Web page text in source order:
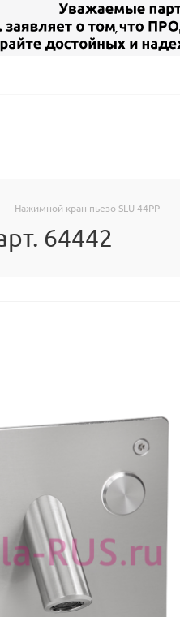
- Нажимной кран пьезо SLU 44PP
64442